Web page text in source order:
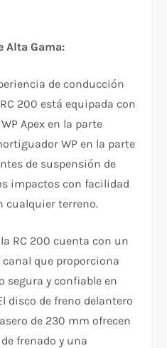
Alta Gama:
de conducción
200 está equipada con
Apex en la parte
WP en la parte
de suspensión de
impactos con facilidad
cualquier terreno.
RC 200 cuenta con un
que proporciona
segura y confiable en
disco de freno delantero
de 230 mm ofrecen
frenado y una